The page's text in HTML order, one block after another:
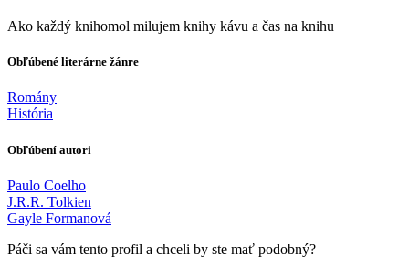
Ako každý knihomol milujem knihy kávu a čas na knihu
Obľúbené literárne žánre
Romány
História
Obľúbení autori
Paulo Coelho
J.R.R. Tolkien
Gayle Formanová
Páči sa vám tento profil a chceli by ste mať podobný?